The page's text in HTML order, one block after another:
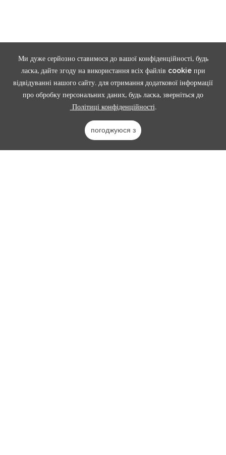
Ми дуже серйозно ставимося до вашої конфіденційності, будь
ласка, дайте згоду на використання всіх файлів cookie при
відвідуванні нашого сайту. для отримання додаткової інформації
про обробку персональних даних, будь ласка, зверніться до
Політиці конфіденційності.
погоджуюся з